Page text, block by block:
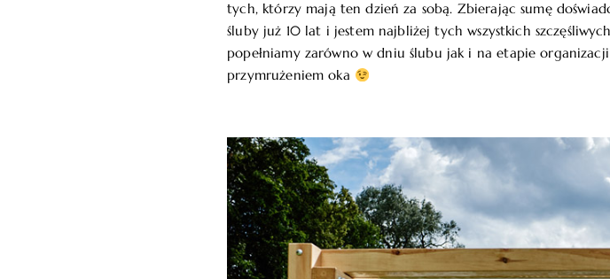
tych, którzy mają ten dzień za sobą. Zbierając sumę
śluby już 10 lat i jestem najbliżej tych wszystkich
popełniamy zarówno w dniu ślubu jak i na etapie
przymrużeniem oka